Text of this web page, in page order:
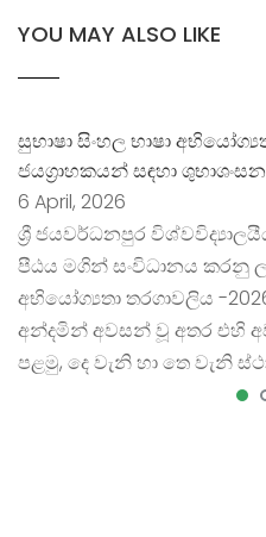
YOU MAY ALSO LIKE
සුභාෂා සිංහල භාෂා
ජයග්‍රාහකයන් සඳහා ශුභාශංසන
6 April, 2026
ශ්‍රී ජයවර්ධනපුර
පීඨය මගින් සංවිධානය කරනු
අභියෝග්‍යතා තරගාවලිය -
අන්දමින් අවසන් වූ අතර එහි
පළමු, දෙ වැනි හා තෙ වැනි